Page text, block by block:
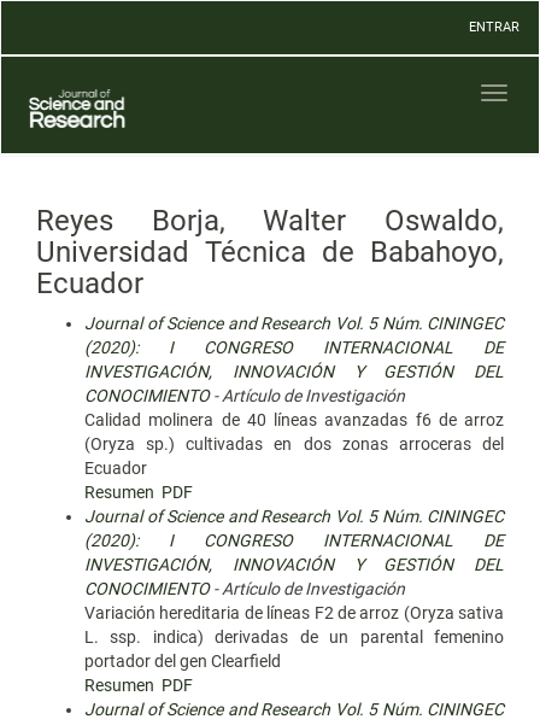
Contenido
Barra
lateral
ENTRAR
Reyes Borja, Walter Oswaldo,
Universidad Técnica de Babahoyo,
Ecuador
Journal of Science and Research Vol. 5 Núm. CININGEC
(2020): I CONGRESO INTERNACIONAL DE
INVESTIGACIÓN, INNOVACIÓN Y GESTIÓN DEL
CONOCIMIENTO- Artículo de Investigación
Calidad molinera de 40 líneas avanzadas f6 de arroz
(Oryza sp.) cultivadas en dos zonas arroceras del
Ecuador
Resumen PDF
Journal of Science and Research Vol. 5 Núm. CININGEC
(2020): I CONGRESO INTERNACIONAL DE
INVESTIGACIÓN, INNOVACIÓN Y GESTIÓN DEL
CONOCIMIENTO- Artículo de Investigación
Variación hereditaria de líneas F2 de arroz (Oryza sativa
L. ssp. indica) derivadas de un parental femenino
portador del gen Clearfield
Resumen PDF
Journal of Science and Research Vol. 5 Núm. CININGEC